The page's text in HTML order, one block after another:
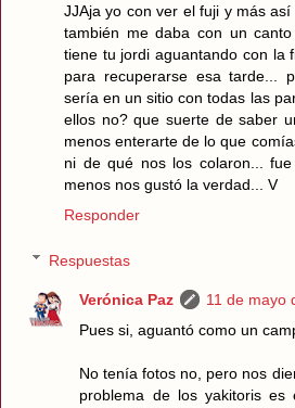
JJAja yo con ver el fuji y más
también me daba con un
tiene tu jordi aguantando con la
para recuperarse esa tarde...
sería en un sitio con todas las
ellos no? que suerte de saber
menos enterarte de lo que
ni de qué nos los colaron...
menos nos gustó la verdad... V
Responder
Respuestas
Verónica Paz
11 de mayo
Pues si, aguantó como un
No tenía fotos no, pero nos
problema de los yakitoris